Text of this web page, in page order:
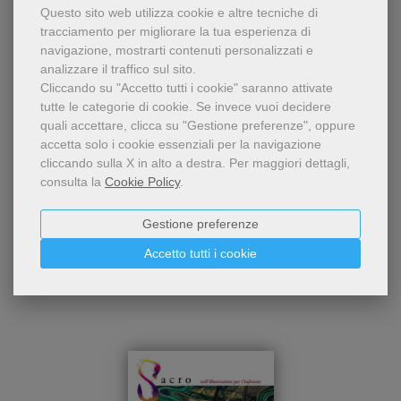
Questo sito web utilizza cookie e altre tecniche di
tracciamento per migliorare la tua esperienza di
navigazione, mostrarti contenuti personalizzati e
analizzare il traffico sul sito.
Cliccando su "Accetto tutti i cookie" saranno attivate
tutte le categorie di cookie. Se invece vuoi decidere
quali accettare, clicca su "Gestione preferenze", oppure
accetta solo i cookie essenziali per la navigazione
cliccando sulla X in alto a destra. Per maggiori dettagli,
consulta la Cookie Policy.
Accetto tutti i cookie
Gestione preferenze
mostra «I colori del Sacro
nell'illustrazione per
l'infanzia». Il catalogo
presenta 39 illustratori che
da tutto il mondo hanno
voluto rappresentare il
tema. E' presente una
biografia e alcune loro
opere.
La Creazione
Massimo Maggio
,
Andrea Nante
20,00 €